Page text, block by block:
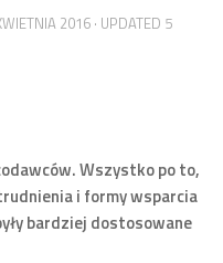
2016 · UPDATED 5
Wszystko po to,
i formy wsparcia
bardziej dostosowane